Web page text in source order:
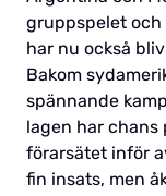
gruppspelet och
har nu också
Bakom
spännande
lagen har chans
förarsätet inför
fin insats, men